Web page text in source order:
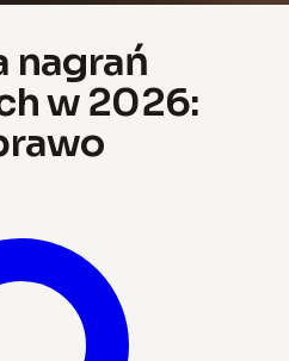
nagrań
w 2026: